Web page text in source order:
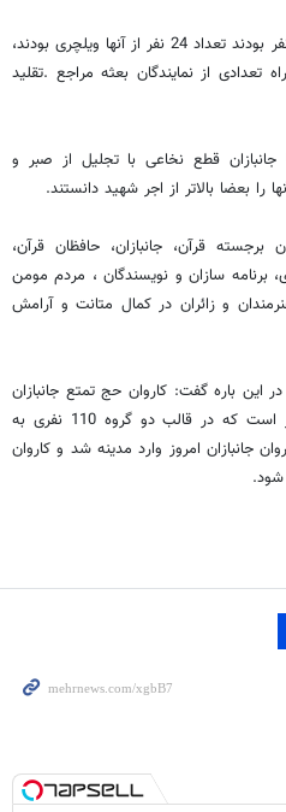
این زائران جانباز جنگ تحمیلی که 34 نفر بودند تعداد 24 نفر از آنها ویلچری بودند،
100 نفره به همراه تعدادی از نمایندگان بعثه مراجع .تقلید
قطع نخاعی با تجلیل از صبر و
را بعضا بالاتر از اجر شهید دانستند.
قرآن، جانبازان، حافظان قرآن،
برنامه سازان و نویسندگان ، مردم مومن
و زائران در کمال متانت و آرامش
این باره گفت: کاروان حج تمتع جانبازان
دفاع مقدس در سال جاری 220 نفر است که در قالب دو گروه 110 نفری به
جانبازان امروز وارد مدینه شد و کاروان
شود.